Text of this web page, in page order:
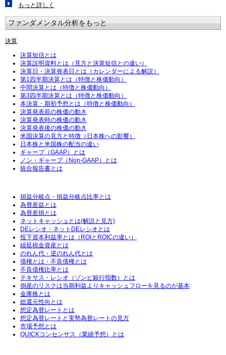
もっと詳しく
ファンダメンタル分析をもっと
決算
決算短信とは
決算説明資料とは（見方と決算短信との違い）
決算日・決算発表日とは（カレンダーによる解説）
第1四半期決算とは（特徴と株価動向）
中間決算とは（特徴と株価動向）
第3四半期決算とは（特徴と株価動向）
本決算・期初予想とは（特徴と株価動向）
決算発表前の株価の動き
決算発表時の株価の動き
決算発表後の株価の動き
米国決算の見方と特徴（日本株への影響）
日本株と米国株の配当の違い
ギャープ（GAAP）とは
ノン・ギャープ（Non-GAAP）とは
統合報告書とは
損益分岐点・損益分岐点比率とは
為替差益とは
為替差損とは
ネットキャッシュとは(解説と見方)
DEレシオ・ネットDEレシオとは
投下資本利益率とは（ROIとROICの違い）
繰延税金資産とは
のれん代・逆のれん代とは
債権とは・不良債権とは
不良債権比率とは
テキサス・レシオ（ゾンビ銀行指数）とは
倒産のリスクは当期利益よりキャッシュフローを見るのが基本
金庫株とは
総還元性向とは
想定為替レートとは
想定為替レートと実勢為替レートの見方
市場予想とは
QUICKコンセンサス（業績予想）とは